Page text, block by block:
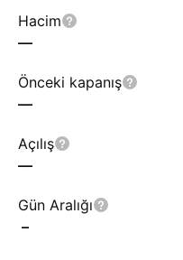
Hacim
—
Önceki kapanış
—
Açılış
—
Gün Aralığı
–